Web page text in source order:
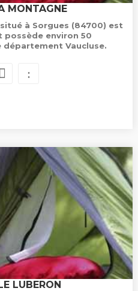
MONTAGNE
à Sorgues (84700) est
environ 50
département Vaucluse.
LUBERON